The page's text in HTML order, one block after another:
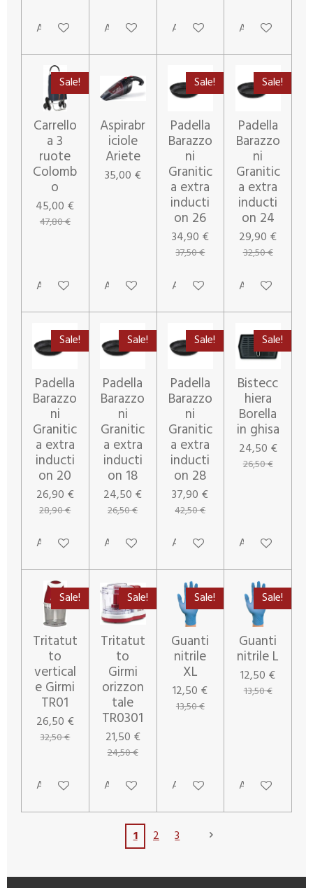
Aggiungi al carrelloAggiungi al carrelloAggiungi al carrelloAvvisami
Sale!
Carrello
a 3
ruote
Colomb
o
45,00 €
47,80 €
Aggiungi al carrello
Aspirabr
iciole
Ariete
35,00 €
Aggiungi al carrello
Sale!
Padella
Barazzo
ni
Granitic
a extra
inducti
on 26
34,90 €
37,50 €
Aggiungi al carrello
Sale!
Padella
Barazzo
ni
Granitic
a extra
inducti
on 24
29,90 €
32,50 €
Aggiungi al
Sale!
Padella
Barazzo
ni
Granitic
a extra
inducti
on 20
26,90 €
28,90 €
Aggiungi al carrello
Sale!
Padella
Barazzo
ni
Granitic
a extra
inducti
on 18
24,50 €
26,50 €
Aggiungi al carrello
Sale!
Padella
Barazzo
ni
Granitic
a extra
inducti
on 28
37,90 €
42,50 €
Aggiungi al carrello
Sale!
Bistecc
hiera
Borella
in ghisa
24,50 €
26,50 €
Aggiungi al
Sale!
Tritatut
to
vertical
e Girmi
TR01
26,50 €
32,50 €
Aggiungi al carrello
Sale!
Tritatut
to
Girmi
orizzon
tale
TR0301
21,50 €
24,50 €
Aggiungi al carrello
Sale!
Guanti
nitrile
XL
12,50 €
13,50 €
Aggiungi al carrello
Sale!
Guanti
nitrile L
12,50 €
13,50 €
Aggiungi al
1 2 3